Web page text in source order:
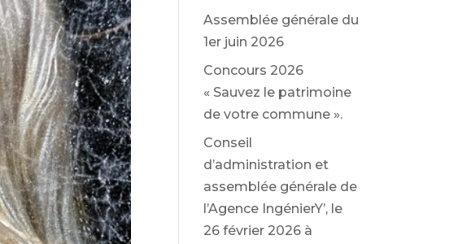
Assemblée générale du
1er juin 2026
Concours 2026
« Sauvez le patrimoine
de votre commune ».
Conseil
d’administration et
assemblée générale de
l’Agence IngénierY’, le
26 février 2026 à